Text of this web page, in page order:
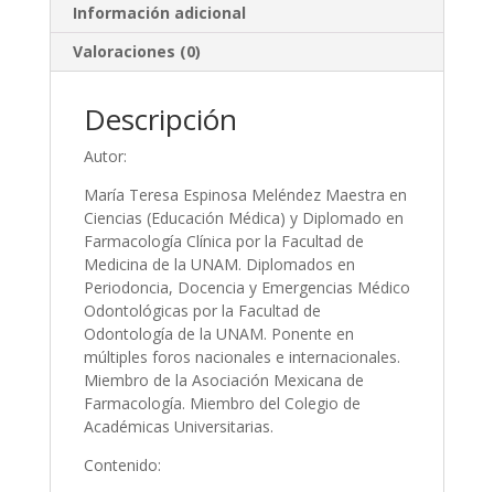
Información adicional
Valoraciones (0)
Descripción
Autor:
María Teresa Espinosa Meléndez Maestra en
Ciencias (Educación Médica) y Diplomado en
Farmacología Clínica por la Facultad de
Medicina de la UNAM. Diplomados en
Periodoncia, Docencia y Emergencias Médico
Odontológicas por la Facultad de
Odontología de la UNAM. Ponente en
múltiples foros nacionales e internacionales.
Miembro de la Asociación Mexicana de
Farmacología. Miembro del Colegio de
Académicas Universitarias.
Contenido: